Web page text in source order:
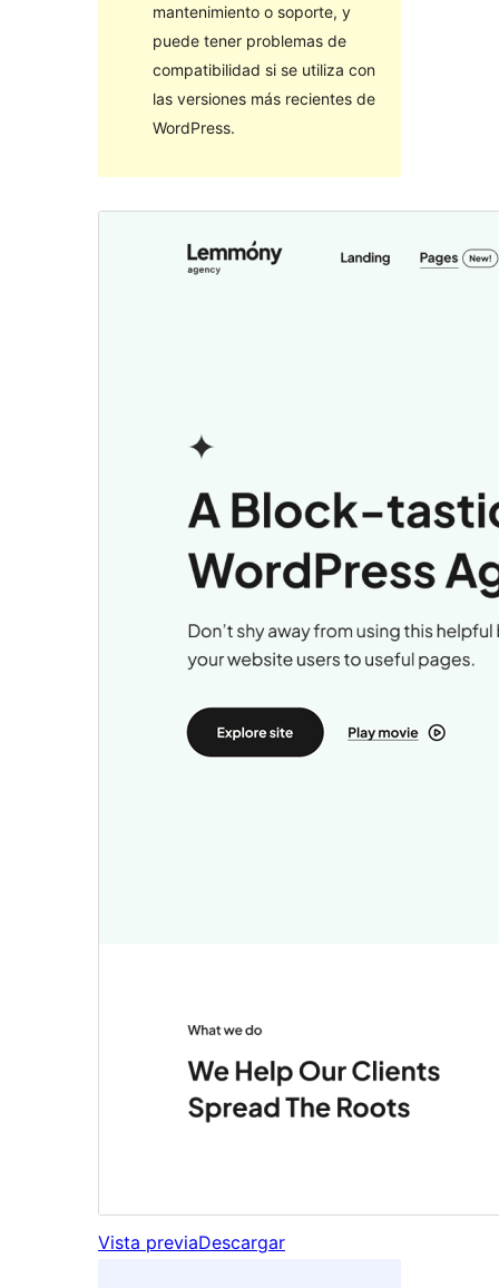
mantenimiento o soporte, y
puede tener problemas de
compatibilidad si se utiliza con
las versiones más recientes de
WordPress.
Vista previaDescargar